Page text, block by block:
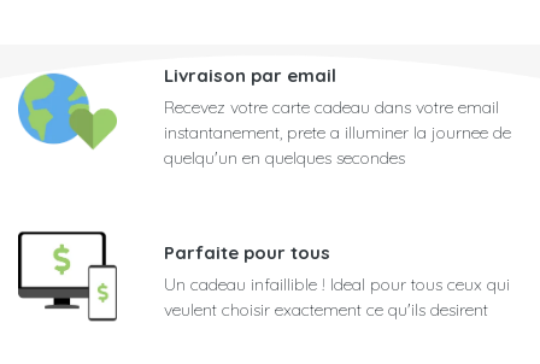
Livraison par email
Recevez votre carte cadeau dans votre email
instantanement, prete a illuminer la journee de
quelqu'un en quelques secondes
Parfaite pour tous
Un cadeau infaillible ! Ideal pour tous ceux qui
veulent choisir exactement ce qu'ils desirent